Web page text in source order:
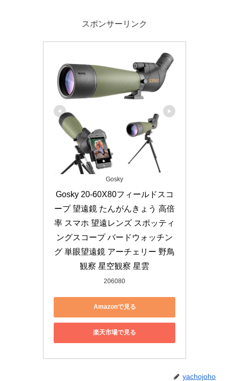
スポンサーリンク
Gosky
Gosky 20-60X80フィールドスコ
ープ 望遠鏡 たんがんきょう 高倍
率 スマホ 望遠レンズ スポッティ
ングスコープ バードウォッチン
グ 単眼望遠鏡 アーチェリー 野鳥
観察 星空観察 星雲
206080
Amazonで見る
楽天市場で見る
yachojoho